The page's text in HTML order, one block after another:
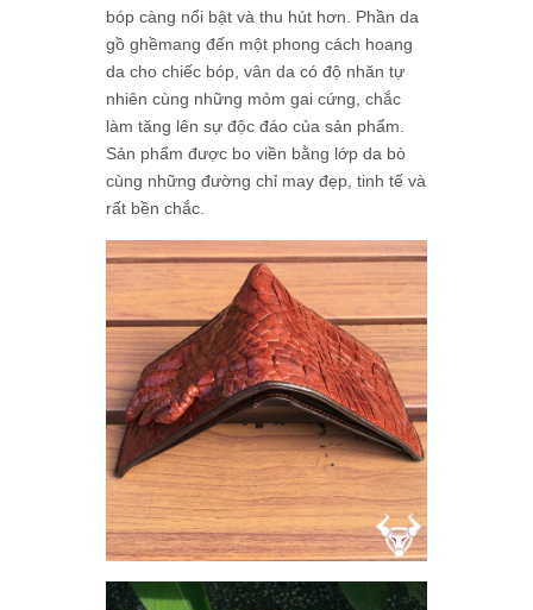
bóp càng nổi bật và thu hút hơn. Phần da
gồ ghềmang đến một phong cách hoang
da cho chiếc bóp, vân da có độ nhăn tự
nhiên cùng những mỏm gai cứng, chắc
làm tăng lên sự độc đáo của sản phẩm.
Sản phẩm được bo viền bằng lớp da bò
cùng những đường chỉ may đẹp, tinh tế và
rất bền chắc.